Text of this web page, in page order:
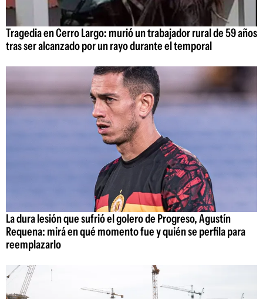
Tragedia en Cerro Largo: murió un trabajador rural de 59 años
tras ser alcanzado por un rayo durante el temporal
La dura lesión que sufrió el golero de Progreso, Agustín
Requena: mirá en qué momento fue y quién se perfila para
reemplazarlo